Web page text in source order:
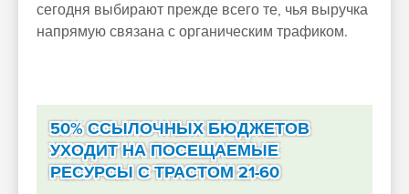
сегодня выбирают прежде всего те, чья выручка
напрямую связана с органическим трафиком.
50% ССЫЛОЧНЫХ БЮДЖЕТОВ
УХОДИТ НА ПОСЕЩАЕМЫЕ
РЕСУРСЫ С ТРАСТОМ 21-60